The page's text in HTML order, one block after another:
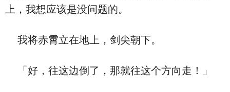
上，我想应该是没问题的。
我将赤霄立在地上，剑尖朝下。
「好，往这边倒了，那就往这个方向走！」